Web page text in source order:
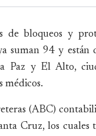
bloqueos y
suman 94 y están
y El Alto,
médicos.
(ABC)
Cruz, los